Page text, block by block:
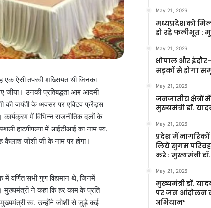
ऐसी तपस्वी शख्सियत थीं जिनका
उनकी प्रतिबद्धता आम आदमी
की जयंती के अवसर पर एक्टिव फ्रेंड्स
में विभिन्न राजनीतिक दलों के
हाटपीपल्या में आईटीआई का नाम स्व.
कैलाश जोशी जी के नाम पर होगा।
वर्णित सभी गुण विद्यमान थे, जिनमें
मुख्यमंत्री ने कहा कि हर काम के प्रति
स्व. उन्होंने जोशी से जुड़े कई
May 21, 2026
मध्यप्रदेश को
हो रहे फलीभूत :
May 21, 2026
भोपाल और इंदौर-
सड़कों से होगा
May 21, 2026
जनजातीय क्षेत्रों
मुख्यमंत्री डॉ.
May 21, 2026
प्रदेश में
लिये सुगम
करे : मुख्यमंत्री
May 21, 2026
मुख्यमंत्री डॉ.
पर जन आंदोलन
अभियान”